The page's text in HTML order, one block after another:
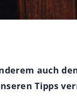
auch
Tipps